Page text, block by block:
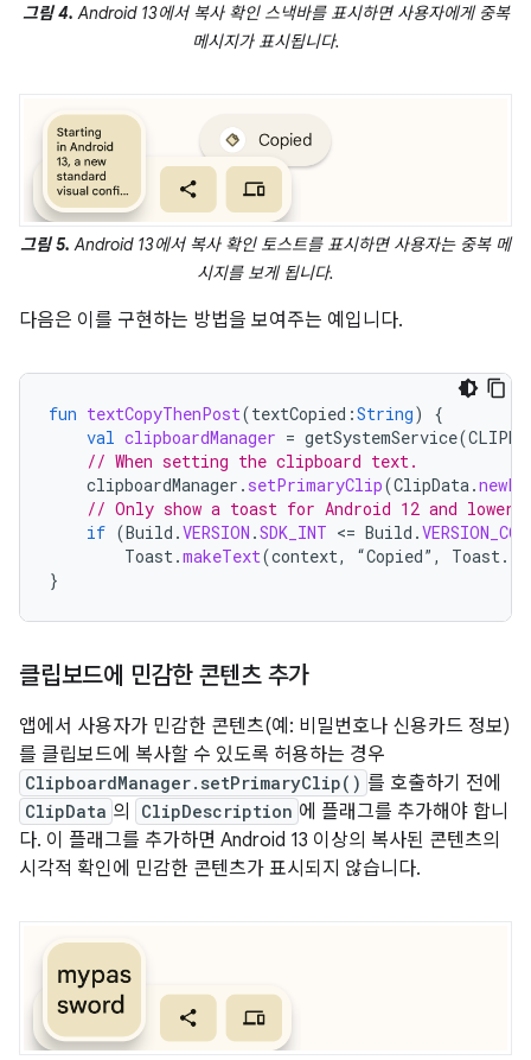
그림 4. Android 13에서 복사 확인 스낵바를 표시하면 사용자에게 중복
메시지가 표시됩니다.
그림 5. Android 13에서 복사 확인 토스트를 표시하면 사용자는 중복 메
시지를 보게 됩니다.
다음은 이를 구현하는 방법을 보여주는 예입니다.
fun textCopyThenPost(textCopied :String)
{
val clipboardManager = getSystemService(
// When setting the clipboard text.
clipboardManager . setPrimaryClip(ClipData.
// Only show a toast for Android 12 and lower.
if (Build .VERSION .SDK_INT <= Build .
Toast.makeText(context, “Copied” , Toast.
}
클립보드에 민감한 콘텐츠 추가
앱에서 사용자가 민감한 콘텐츠(예: 비밀번호나 신용카드 정보)
를 클립보드에 복사할 수 있도록 허용하는 경우
ClipboardManager.setPrimaryClip() 를 호출하기 전에
ClipData 의 ClipDescription 에 플래그를 추가해야 합니
다. 이 플래그를 추가하면 Android 13 이상의 복사된 콘텐츠의
시각적 확인에 민감한 콘텐츠가 표시되지 않습니다.